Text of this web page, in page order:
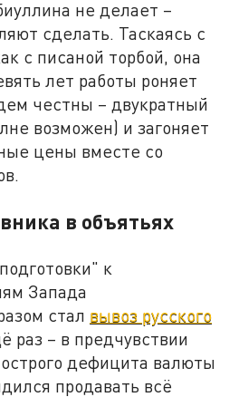
не делает –
сделать. Таскаясь с
с писаной торбой, она
лет работы роняет
честны – двукратный
возможен) и загоняет
цены вместе со
в объятьях
к
Запада
стал вывоз русского
раз – в предчувствии
острого дефицита валюты
продавать всё